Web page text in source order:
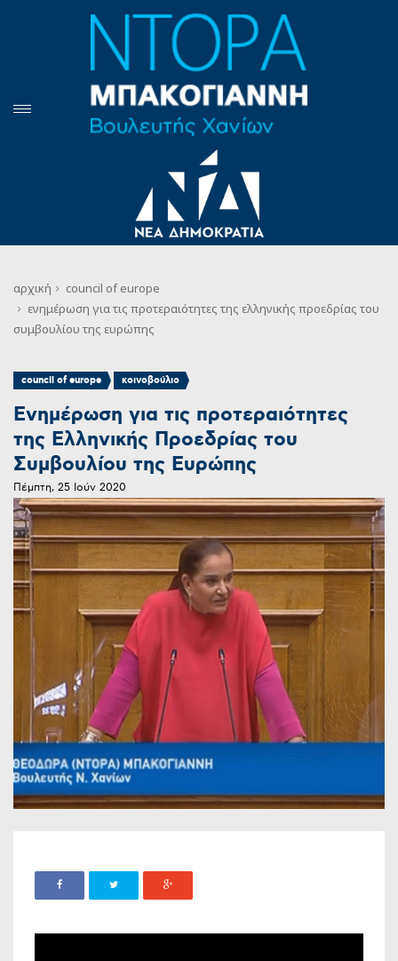
αρχική
council of europe
ενημέρωση για τις προτεραιότητες της ελληνικής προεδρίας του
συμβουλίου της ευρώπης
council of europe , κοινοβούλιο
Ενημέρωση για τις προτεραιότητες
της Ελληνικής Προεδρίας του
Συμβουλίου της Ευρώπης
Πέμπτη, 25 Ιούν 2020